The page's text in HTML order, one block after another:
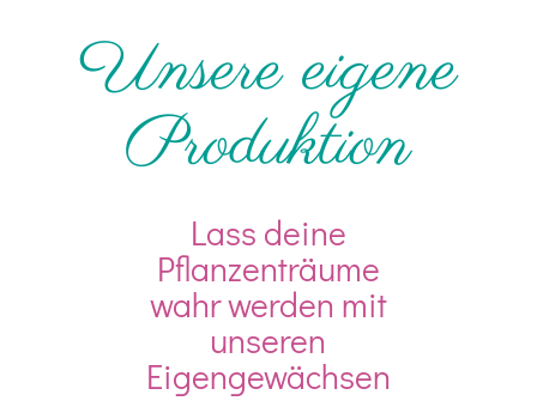
Unsere eigene
Produktion
Lass deine
Pflanzenträume
wahr werden mit
unseren
Eigengewächsen